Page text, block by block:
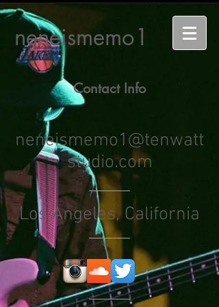
neneismemo1
neneismemo1@tenwatt
studio.com
Contact Info
Los Angeles, California